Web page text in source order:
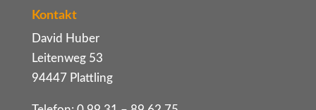
Kontakt
David Huber
Leitenweg 53
94447 Plattling